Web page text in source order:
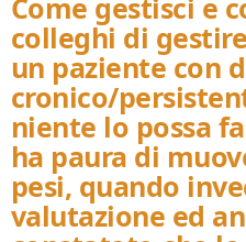
colleghi di
un paziente con
cronico/
niente lo possa
ha paura di
pesi, quando
valutazione ed